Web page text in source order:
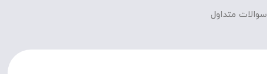
سوالات متداول